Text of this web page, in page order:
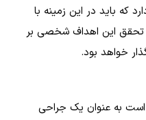
که باید در این زمینه با
این اهداف شخصی بر
خواهد بود.
است به عنوان یک جراحی